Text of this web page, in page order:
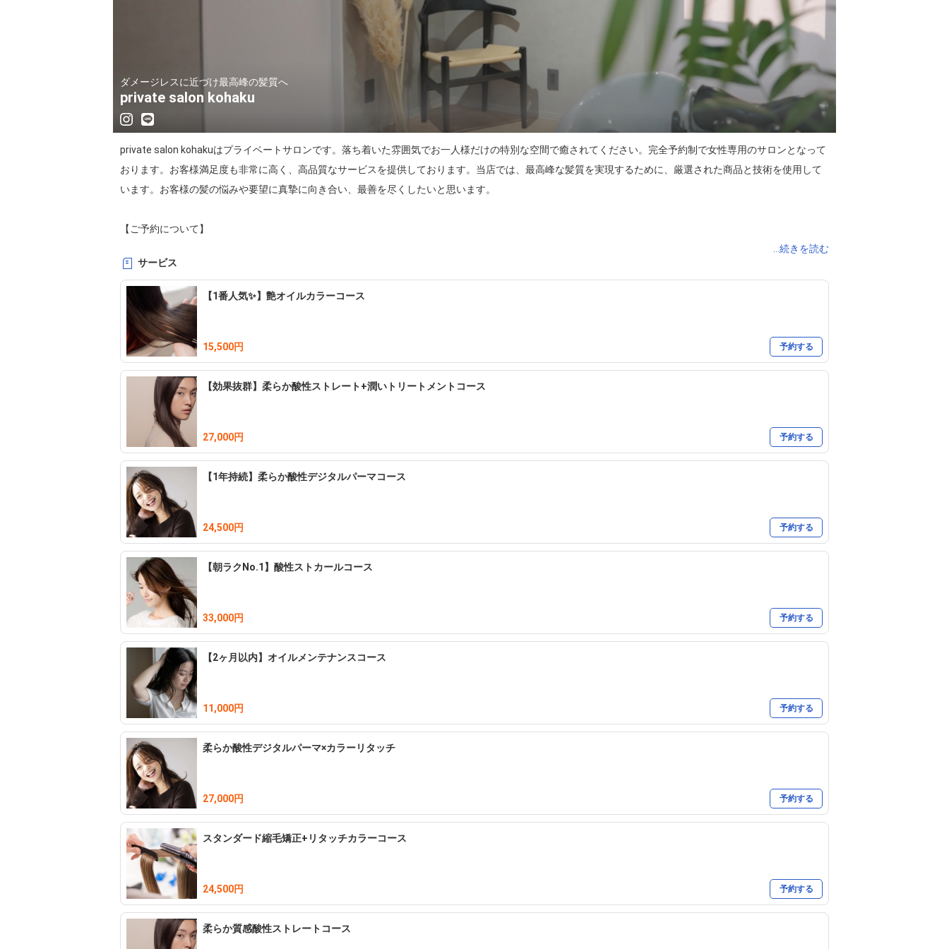
ダメージレスに近づけ最高峰の髪質へ
private salon kohaku
private salon kohakuはプライベートサロンです。落ち着いた雰囲気でお一人様だけの特別な空間で癒されてください。完全予約制で女性専用のサロンとなって
おります。お客様満足度も非常に高く、高品質なサービスを提供しております。当店では、最高峰な髪質を実現するために、厳選された商品と技術を使用して
います。お客様の髪の悩みや要望に真摯に向き合い、最善を尽くしたいと思います。
【ご予約について】
※予約の枠を確保する為の予約フォームですので、詳しい施術内容や料金の最終決定はご来店されてご相談ください✨
(メニューで迷われた際は、ご来店された際に、余裕を持ってご提案ができる為、施術時間が長い方を選択してください🍀
...続きを読む
サービス
【1番人気✨】艶オイルカラーコース
15,500円 予約する
【効果抜群】柔らか酸性ストレート+潤いトリートメントコース
27,000円 予約する
【1年持続】柔らか酸性デジタルパーマコース
24,500円 予約する
【朝ラクNo.1】酸性ストカールコース
33,000円 予約する
【2ヶ月以内】オイルメンテナンスコース
11,000円 予約する
柔らか酸性デジタルパーマ×カラーリタッチ
27,000円 予約する
スタンダード縮毛矯正+リタッチカラーコース
24,500円 予約する
柔らか質感酸性ストレートコース